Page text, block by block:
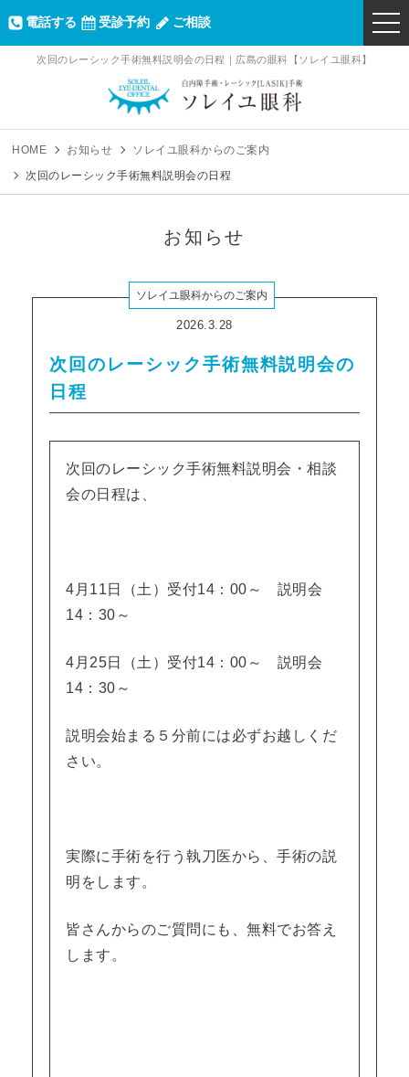
次回のレーシック手術無料説明会の日程｜広島の眼科【ソレイユ眼科】
ソレイユ眼科
電話する 受診予約 ご相談
HOME お知らせ
ソレイユ眼科からのご案内
次回のレーシック手術無料説明会の日程
お知らせ
2026.3.28
ソレイユ眼科からのご案内
次回のレーシック手術無料説明会の
日程
次回のレーシック手術無料説明会・相談
会の日程は、
4月11日（土）受付14：00～ 説明会
14：30～
4月25日（土）受付14：00～ 説明会
14：30～
説明会始まる５分前には必ずお越しくだ
さい。
実際に手術を行う執刀医から、手術の説
明をします。
皆さんからのご質問にも、無料でお答え
します。